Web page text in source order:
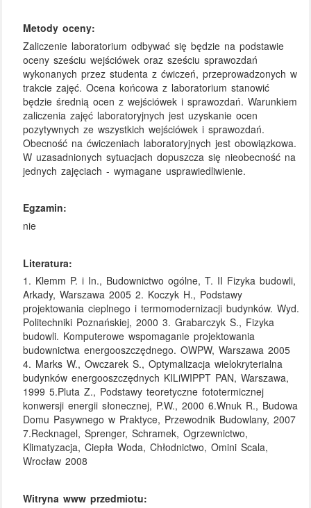
Metody oceny:
Zaliczenie laboratorium odbywać się będzie na podstawie
oceny sześciu wejściówek oraz sześciu sprawozdań
wykonanych przez studenta z ćwiczeń, przeprowadzonych w
trakcie zajęć. Ocena końcowa z laboratorium stanowić
będzie średnią ocen z wejściówek i sprawozdań. Warunkiem
zaliczenia zajęć laboratoryjnych jest uzyskanie ocen
pozytywnych ze wszystkich wejściówek i sprawozdań.
Obecność na ćwiczeniach laboratoryjnych jest obowiązkowa.
W uzasadnionych sytuacjach dopuszcza się nieobecność na
jednych zajęciach - wymagane usprawiedliwienie.
Egzamin:
nie
Literatura:
1. Klemm P. i In., Budownictwo ogólne, T. II Fizyka budowli,
Arkady, Warszawa 2005 2. Koczyk H., Podstawy
projektowania cieplnego i termomodernizacji budynków. Wyd.
Politechniki Poznańskiej, 2000 3. Grabarczyk S., Fizyka
budowli. Komputerowe wspomaganie projektowania
budownictwa energooszczędnego. OWPW, Warszawa 2005
4. Marks W., Owczarek S., Optymalizacja wielokryterialna
budynków energooszczędnych KILiWIPPT PAN, Warszawa,
1999 5.Pluta Z., Podstawy teoretyczne fototermicznej
konwersji energii słonecznej, P.W., 2000 6.Wnuk R., Budowa
Domu Pasywnego w Praktyce, Przewodnik Budowlany, 2007
7.Recknagel, Sprenger, Schramek, Ogrzewnictwo,
Klimatyzacja, Ciepła Woda, Chłodnictwo, Omini Scala,
Wrocław 2008
Witryna www przedmiotu: